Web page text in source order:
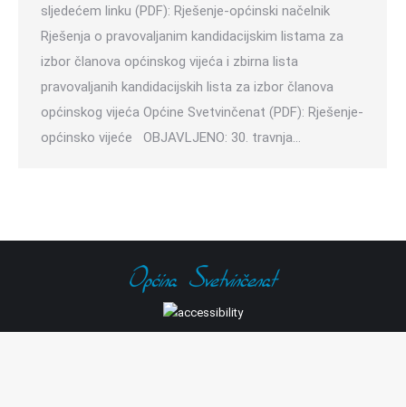
sljedećem linku (PDF): Rješenje-općinski načelnik
Rješenja o pravovaljanim kandidacijskim listama za
izbor članova općinskog vijeća i zbirna lista
pravovaljanih kandidacijskih lista za izbor članova
općinskog vijeća Općine Svetvinčenat (PDF): Rješenje-
općinsko vijeće OBJAVLJENO: 30. travnja…